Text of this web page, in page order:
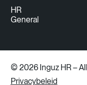
HR
General
© 2026 Inguz HR –
Privacybeleid